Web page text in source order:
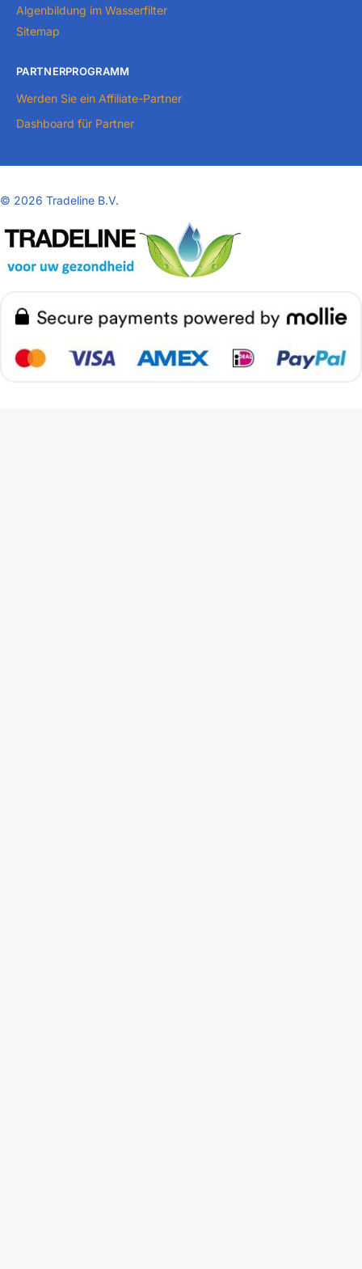
Algenbildung im Wasserfilter
Sitemap
PARTNERPROGRAMM
Werden Sie ein Affiliate-Partner
Dashboard für Partner
© 2026 Tradeline B.V.